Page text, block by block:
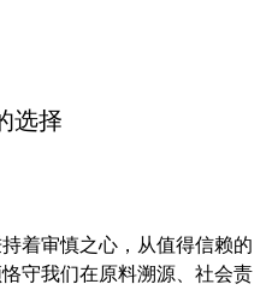
选择
着审慎之心，从值得信赖的
守我们在原料溯源、社会责